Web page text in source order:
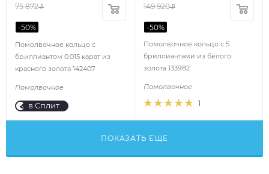
Помолвочное кольцо с
бриллиантом 0.015 карат из
красного золота 142407
Помолвочное
75 872₽
-50%
в Сплит 1
Помолвочное кольцо с 5
бриллиантами из белого
золота 133982
Помолвочное
149 920₽
-50%
ПОКАЗАТЬ ЕЩЕ